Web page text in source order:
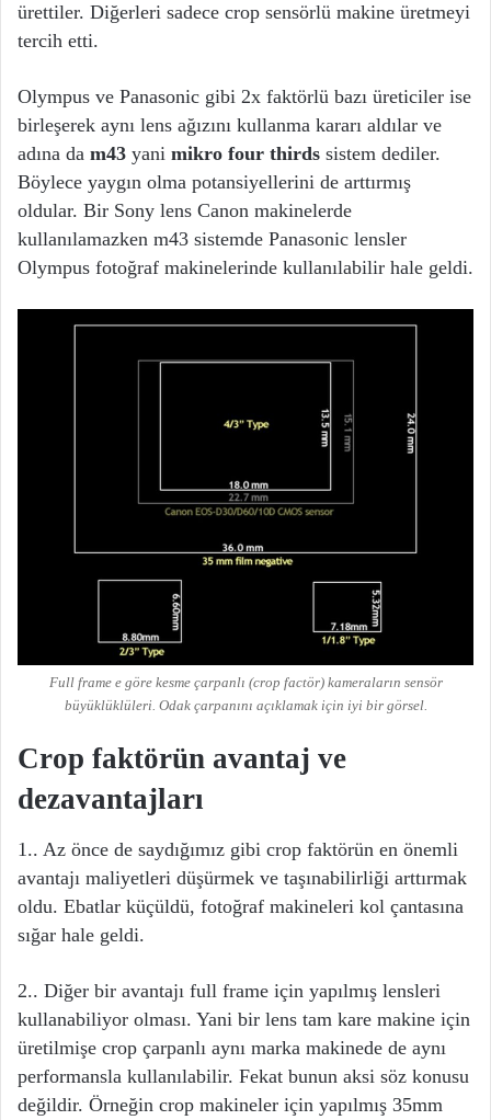
ürettiler. Diğerleri sadece crop sensörlü makine üretmeyi
tercih etti.
Olympus ve Panasonic gibi 2x faktörlü bazı üreticiler ise
birleşerek aynı lens ağızını kullanma kararı aldılar ve
adına da m43 yani mikro four thirds sistem dediler.
Böylece yaygın olma potansiyellerini de arttırmış
oldular. Bir Sony lens Canon makinelerde
kullanılamazken m43 sistemde Panasonic lensler
Olympus fotoğraf makinelerinde kullanılabilir hale geldi.
Full frame e göre kesme çarpanlı (crop factör) kameraların sensör
büyüklüklüleri. Odak çarpanını açıklamak için iyi bir görsel.
Crop faktörün avantaj ve
dezavantajları
1.. Az önce de saydığımız gibi crop faktörün en önemli
avantajı maliyetleri düşürmek ve taşınabilirliği arttırmak
oldu. Ebatlar küçüldü, fotoğraf makineleri kol çantasına
sığar hale geldi.
2.. Diğer bir avantajı full frame için yapılmış lensleri
kullanabiliyor olması. Yani bir lens tam kare makine için
üretilmişe crop çarpanlı aynı marka makinede de aynı
performansla kullanılabilir. Fekat bunun aksi söz konusu
değildir. Örneğin crop makineler için yapılmış 35mm